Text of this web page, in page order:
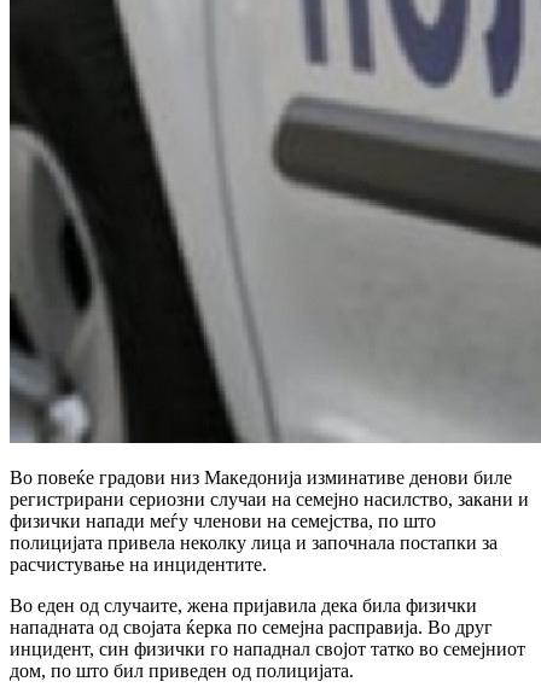
Во повеќе градови низ Македонија изминативе денови биле
регистрирани сериозни случаи на семејно насилство, закани и
физички напади меѓу членови на семејства, по што
полицијата привела неколку лица и започнала постапки за
расчистување на инцидентите.
Во еден од случаите, жена пријавила дека била физички
нападната од својата ќерка по семејна расправија. Во друг
инцидент, син физички го нападнал својот татко во семејниот
дом, по што бил приведен од полицијата.